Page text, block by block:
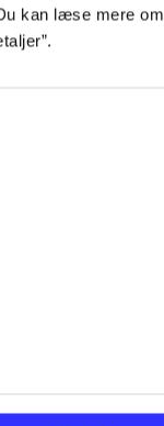
kan læse mere
fordelt på